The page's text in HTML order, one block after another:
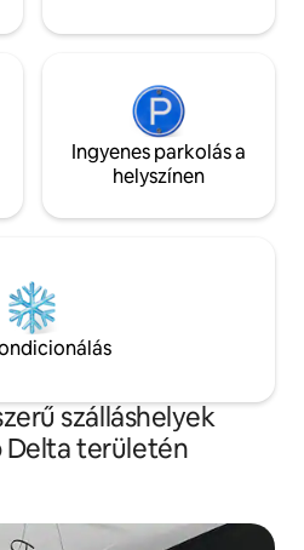
10 vendég
Ingyenes parkolás a
helyszínen
szálláshelyek
Delta területén